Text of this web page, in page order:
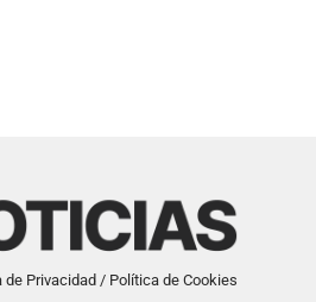
Privacidad / Política de Cookies